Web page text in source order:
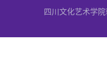
四川文化艺术学